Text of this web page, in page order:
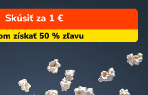
Skúsiť za 1 €